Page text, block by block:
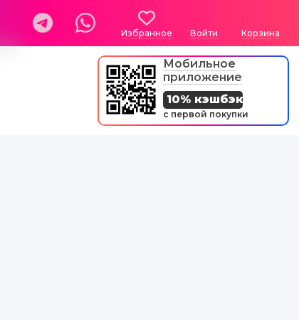
Избранное Войти Корзина
Мобильное
приложение
10% кэшбэк
с первой покупки